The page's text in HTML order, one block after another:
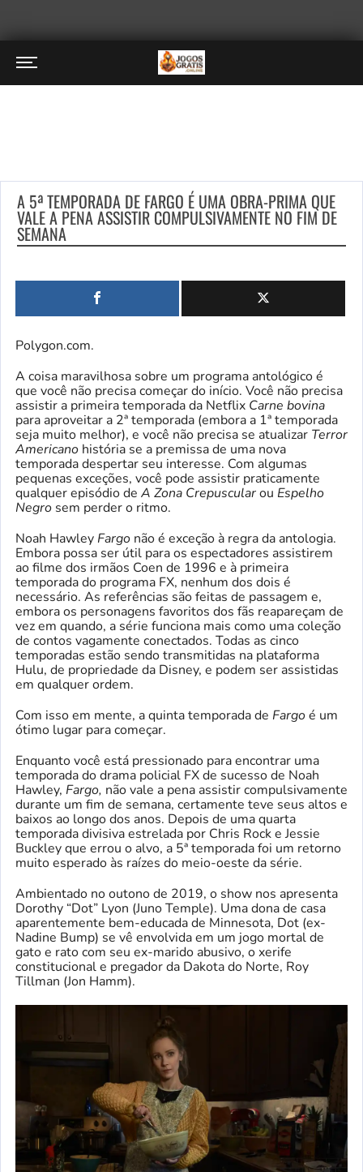
A 5ª TEMPORADA DE FARGO É UMA OBRA-PRIMA QUE
VALE A PENA ASSISTIR COMPULSIVAMENTE NO FIM DE
SEMANA
Polygon.com.
A coisa maravilhosa sobre um programa antológico é
que você não precisa começar do início. Você não precisa
assistir a primeira temporada da Netflix Carne bovina
para aproveitar a 2ª temporada (embora a 1ª temporada
seja muito melhor), e você não precisa se atualizar Terror
Americano história se a premissa de uma nova
temporada despertar seu interesse. Com algumas
pequenas exceções, você pode assistir praticamente
qualquer episódio de A Zona Crepuscularou Espelho
Negro sem perder o ritmo.
Noah Hawley Fargo não é exceção à regra da antologia.
Embora possa ser útil para os espectadores assistirem
ao filme dos irmãos Coen de 1996 e à primeira
temporada do programa FX, nenhum dos dois é
necessário. As referências são feitas de passagem e,
embora os personagens favoritos dos fãs reapareçam de
vez em quando, a série funciona mais como uma coleção
de contos vagamente conectados. Todas as cinco
temporadas estão sendo transmitidas na plataforma
Hulu, de propriedade da Disney, e podem ser assistidas
em qualquer ordem.
Com isso em mente, a quinta temporada de Fargoé um
ótimo lugar para começar.
Enquanto você está pressionado para encontrar uma
temporada do drama policial FX de sucesso de Noah
Hawley, Fargo, não vale a pena assistir compulsivamente
durante um fim de semana, certamente teve seus altos e
baixos ao longo dos anos. Depois de uma quarta
temporada divisiva estrelada por Chris Rock e Jessie
Buckley que errou o alvo, a 5ª temporada foi um retorno
muito esperado às raízes do meio-oeste da série.
Ambientado no outono de 2019, o show nos apresenta
Dorothy “Dot” Lyon (Juno Temple). Uma dona de casa
aparentemente bem-educada de Minnesota, Dot (ex-
Nadine Bump) se vê envolvida em um jogo mortal de
gato e rato com seu ex-marido abusivo, o xerife
constitucional e pregador da Dakota do Norte, Roy
Tillman (Jon Hamm).